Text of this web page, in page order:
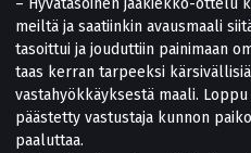
– Hyvätasoinen jääkiekko-ottelu
meiltä ja saatiinkin avausmaali
tasoittui ja jouduttiin painimaan
taas kerran tarpeeksi
vastahyökkäyksestä maali.
päästetty vastustaja kunnon
paaluttaa.